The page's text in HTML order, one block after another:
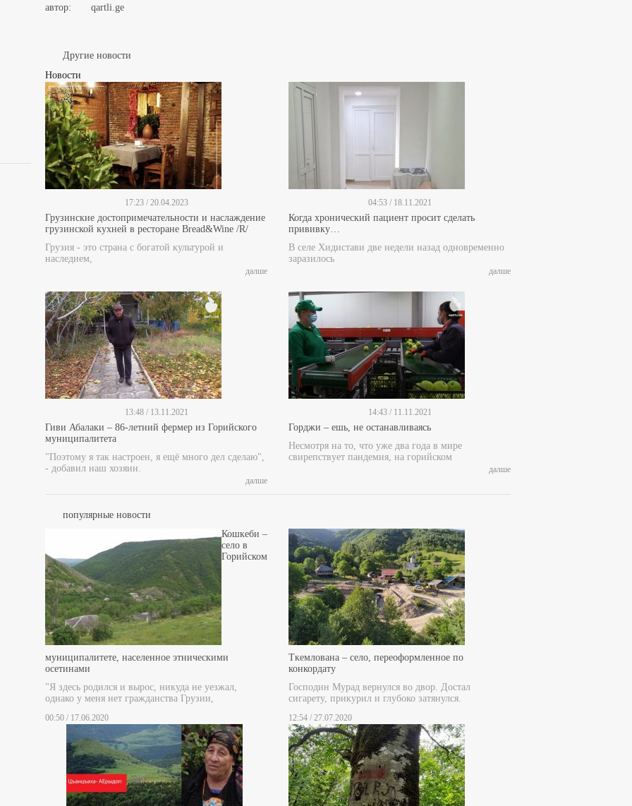
автор: qartli.ge
Другие новости
Новости
17:23 / 20.04.2023
Грузинские достопримечательности и наслаждение
грузинской кухней в ресторане Bread&Wine /R/
Грузия - это страна с богатой культурой и
наследием,
далше
04:53 / 18.11.2021
Когда хронический пациент просит сделать
прививку…
В селе Хидистави две недели назад одновременно
заразилось
далше
13:48 / 13.11.2021
Гиви Абалаки – 86-летний фермер из Горийского
муниципалитета
"Поэтому я так настроен, я ещё много дел сделаю",
- добавил наш хозяин.
далше
14:43 / 11.11.2021
Горджи – ешь, не останавливаясь
Несмотря на то, что уже два года в мире
свирепствует пандемия, на горийском
далше
популярные новости
Кошкеби –
село в
Горийском
муниципалитете, населенное этническими
осетинами
"Я здесь родился и вырос, никуда не уезжал,
однако у меня нет гражданства Грузии,
00:50 / 17.06.2020
Ткемлована – село, переоформленное по
конкордату
Господин Мурад вернулся во двор. Достал
сигарету, прикурил и глубоко затянулся.
12:54 / 27.07.2020